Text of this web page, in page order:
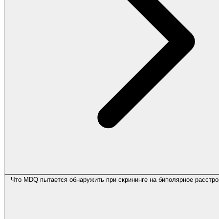
Что MDQ пытается обнаружить при скрининге на биполярное